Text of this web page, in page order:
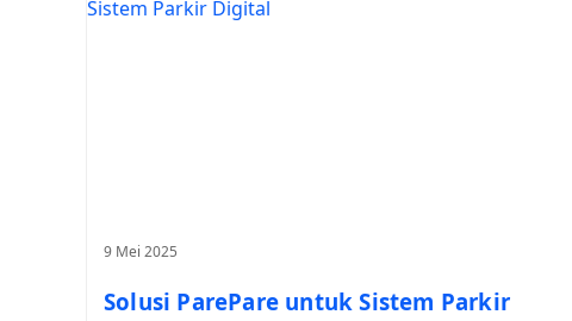
9 Mei 2025
Solusi ParePare untuk Sistem Parkir